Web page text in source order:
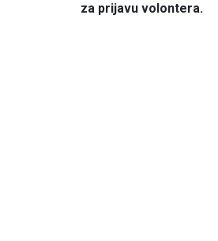
za prijavu volontera.